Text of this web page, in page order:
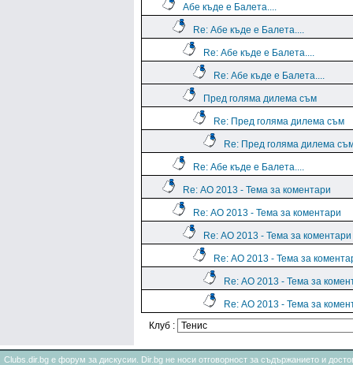
Абе къде е Балета....
Re: Абе къде е Балета....
Re: Абе къде е Балета....
Re: Абе къде е Балета....
Пред голяма дилема съм
Re: Пред голяма дилема съм
Re: Пред голяма дилема
Re: Абе къде е Балета....
Re: АО 2013 - Тема за коментари
Re: АО 2013 - Тема за коментари
Re: АО 2013 - Тема за коментари
Re: АО 2013 - Тема за
Re: АО 2013 - Тема за
Re: АО 2013 - Тема за
Клуб :
Clubs.dir.bg е форум за дискусии. Dir.bg не носи отговорност за съдържанието и